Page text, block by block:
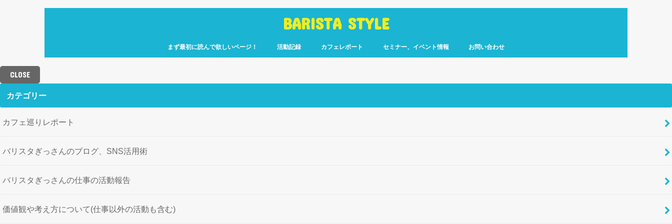
BARISTA STYLE
まず最初に読んで欲しいページ！ 活動記録 カフェレポート セミナー、イベント情報 お問い合わせ
CLOSE
カテゴリー
カフェ巡りレポート
バリスタぎっさんのブログ、SNS活用術
バリスタぎっさんの仕事の活動報告
価値観や考え方について(仕事以外の活動も含む)